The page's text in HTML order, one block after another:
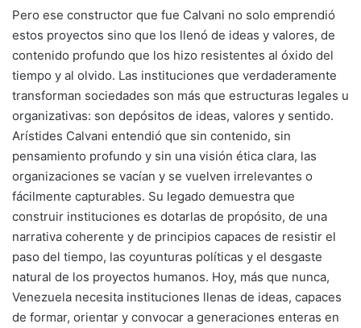
Pero ese constructor que fue Calvani no solo emprendió
estos proyectos sino que los llenó de ideas y valores, de
contenido profundo que los hizo resistentes al óxido del
tiempo y al olvido. Las instituciones que verdaderamente
transforman sociedades son más que estructuras legales u
organizativas: son depósitos de ideas, valores y sentido.
Arístides Calvani entendió que sin contenido, sin
pensamiento profundo y sin una visión ética clara, las
organizaciones se vacían y se vuelven irrelevantes o
fácilmente capturables. Su legado demuestra que
construir instituciones es dotarlas de propósito, de una
narrativa coherente y de principios capaces de resistir el
paso del tiempo, las coyunturas políticas y el desgaste
natural de los proyectos humanos. Hoy, más que nunca,
Venezuela necesita instituciones llenas de ideas, capaces
de formar, orientar y convocar a generaciones enteras en